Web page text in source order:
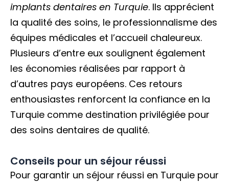
implants dentaires en Turquie. Ils apprécient
la qualité des soins, le professionnalisme des
équipes médicales et l’accueil chaleureux.
Plusieurs d’entre eux soulignent également
les économies réalisées par rapport à
d’autres pays européens. Ces retours
enthousiastes renforcent la confiance en la
Turquie comme destination privilégiée pour
des soins dentaires de qualité.
Conseils pour un séjour réussi
Pour garantir un séjour réussi en Turquie pour